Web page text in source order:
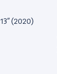
(2020)